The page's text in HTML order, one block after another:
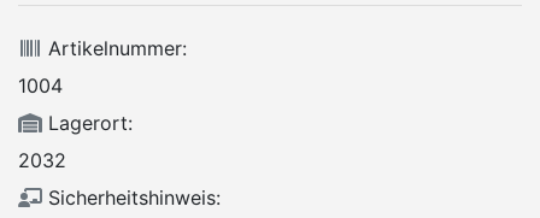
Artikelnummer:
1004
Lagerort:
2032
Sicherheitshinweis: